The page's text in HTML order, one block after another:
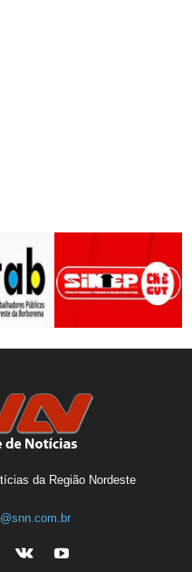
da Região Nordeste